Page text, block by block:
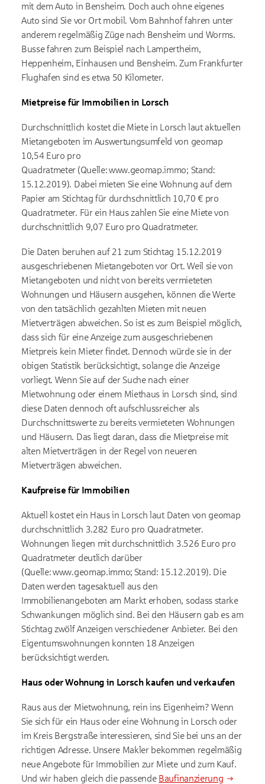
mit dem Auto in Bensheim. Doch auch ohne eigenes
Auto sind Sie vor Ort mobil. Vom Bahnhof fahren unter
anderem regelmäßig Züge nach Bensheim und Worms.
Busse fahren zum Beispiel nach Lampertheim,
Heppenheim, Einhausen und Bensheim. Zum Frankfurter
Flughafen sind es etwa 50 Kilometer.
Mietpreise für Immobilien in Lorsch
Durchschnittlich kostet die Miete in Lorsch laut aktuellen
Mietangeboten im Auswertungsumfeld von geomap
10,54 Euro pro
Quadratmeter (Quelle: www.geomap.immo; Stand:
15.12.2019). Dabei mieten Sie eine Wohnung auf dem
Papier am Stichtag für durchschnittlich 10,70 € pro
Quadratmeter. Für ein Haus zahlen Sie eine Miete von
durchschnittlich 9,07 Euro pro Quadratmeter.
Die Daten beruhen auf 21 zum Stichtag 15.12.2019
ausgeschriebenen Mietangeboten vor Ort. Weil sie von
Mietangeboten und nicht von bereits vermieteten
Wohnungen und Häusern ausgehen, können die Werte
von den tatsächlich gezahlten Mieten mit neuen
Mietverträgen abweichen. So ist es zum Beispiel möglich,
dass sich für eine Anzeige zum ausgeschriebenen
Mietpreis kein Mieter findet. Dennoch würde sie in der
obigen Statistik berücksichtigt, solange die Anzeige
vorliegt. Wenn Sie auf der Suche nach einer
Mietwohnung oder einem Miethaus in Lorsch sind, sind
diese Daten dennoch oft aufschlussreicher als
Durchschnittswerte zu bereits vermieteten Wohnungen
und Häusern. Das liegt daran, dass die Mietpreise mit
alten Mietverträgen in der Regel von neueren
Mietverträgen abweichen.
Kaufpreise für Immobilien
Aktuell kostet ein Haus in Lorsch laut Daten von geomap
durchschnittlich 3.282 Euro pro Quadratmeter.
Wohnungen liegen mit durchschnittlich 3.526 Euro pro
Quadratmeter deutlich darüber
(Quelle: www.geomap.immo; Stand: 15.12.2019). Die
Daten werden tagesaktuell aus den
Immobilienangeboten am Markt erhoben, sodass starke
Schwankungen möglich sind. Bei den Häusern gab es am
Stichtag zwölf Anzeigen verschiedener Anbieter. Bei den
Eigentumswohnungen konnten 18 Anzeigen
berücksichtigt werden.
Haus oder Wohnung in Lorsch kaufen und verkaufen
Raus aus der Mietwohnung, rein ins Eigenheim? Wenn
Sie sich für ein Haus oder eine Wohnung in Lorsch oder
im Kreis Bergstraße interessieren, sind Sie bei uns an der
richtigen Adresse. Unsere Makler bekommen regelmäßig
neue Angebote für Immobilien zur Miete und zum Kauf.
Und wir haben gleich die passende Baufinanzierung